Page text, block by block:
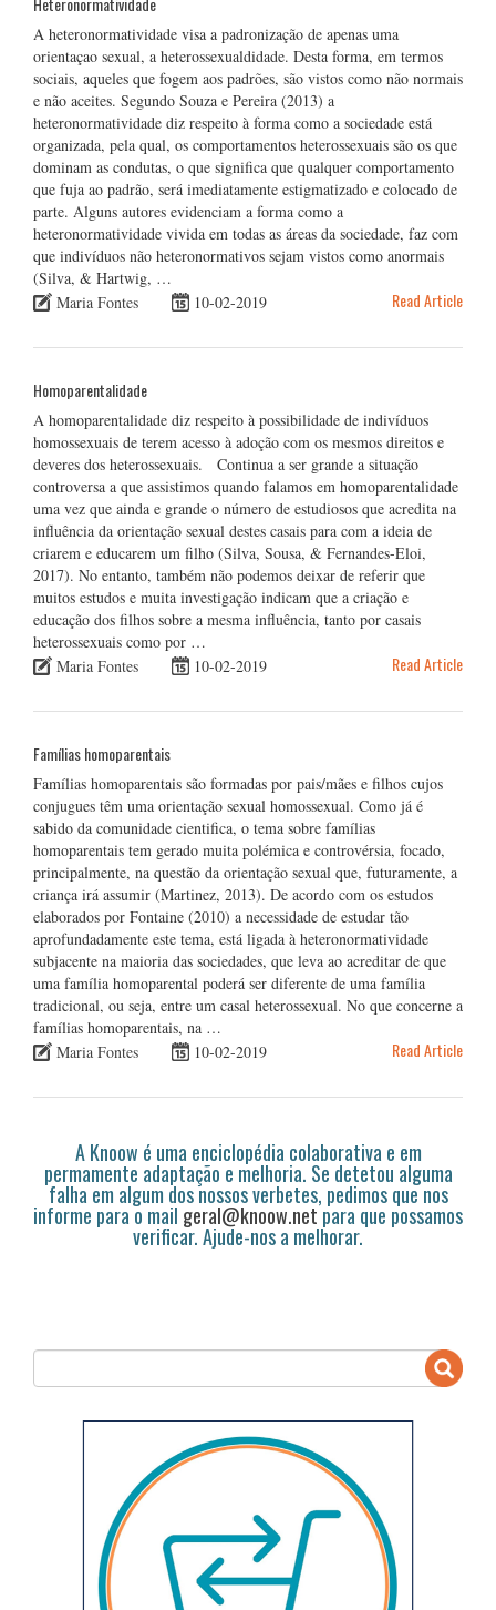
A heteronormatividade visa a padronização de apenas uma
orientaçao sexual, a heterossexualdidade. Desta forma, em termos
sociais, aqueles que fogem aos padrões, são vistos como não normais
e não aceites. Segundo Souza e Pereira (2013) a
heteronormatividade diz respeito à forma como a sociedade está
organizada, pela qual, os comportamentos heterossexuais são os que
dominam as condutas, o que significa que qualquer comportamento
que fuja ao padrão, será imediatamente estigmatizado e colocado de
parte. Alguns autores evidenciam a forma como a
heteronormatividade vivida em todas as áreas da sociedade, faz com
que indivíduos não heteronormativos sejam vistos como anormais
(Silva, & Hartwig, …
Maria Fontes
10-02-2019 Read Article
Homoparentalidade
A homoparentalidade diz respeito à possibilidade de indivíduos
homossexuais de terem acesso à adoção com os mesmos direitos e
deveres dos heterossexuais. Continua a ser grande a situação
controversa a que assistimos quando falamos em homoparentalidade
uma vez que ainda e grande o número de estudiosos que acredita na
influência da orientação sexual destes casais para com a ideia de
criarem e educarem um filho (Silva, Sousa, & Fernandes-Eloi,
2017). No entanto, também não podemos deixar de referir que
muitos estudos e muita investigação indicam que a criação e
educação dos filhos sobre a mesma influência, tanto por casais
heterossexuais como por …
Maria Fontes
10-02-2019 Read Article
Famílias homoparentais
Famílias homoparentais são formadas por pais/mães e filhos cujos
conjugues têm uma orientação sexual homossexual. Como já é
sabido da comunidade cientifica, o tema sobre famílias
homoparentais tem gerado muita polémica e controvérsia, focado,
principalmente, na questão da orientação sexual que, futuramente, a
criança irá assumir (Martinez, 2013). De acordo com os estudos
elaborados por Fontaine (2010) a necessidade de estudar tão
aprofundadamente este tema, está ligada à heteronormatividade
subjacente na maioria das sociedades, que leva ao acreditar de que
uma família homoparental poderá ser diferente de uma família
tradicional, ou seja, entre um casal heterossexual. No que concerne a
famílias homoparentais, na …
Maria Fontes
10-02-2019 Read Article
A Knoow é uma enciclopédia colaborativa e em
permamente adaptação e melhoria. Se detetou alguma
falha em algum dos nossos verbetes, pedimos que nos
informe para o mail geral@knoow.netpara que possamos
verificar. Ajude-nos a melhorar.